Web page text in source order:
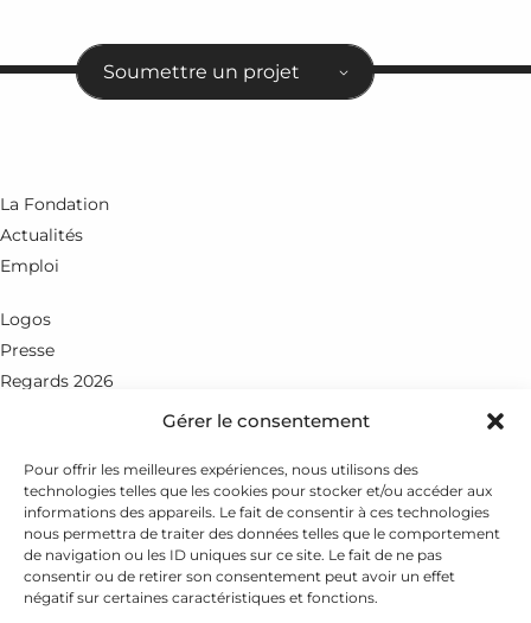
Gérer le consentement
Pour offrir les meilleures expériences, nous utilisons des
technologies telles que les cookies pour stocker et/ou accéder aux
informations des appareils. Le fait de consentir à ces technologies
nous permettra de traiter des données telles que le comportement
de navigation ou les ID uniques sur ce site. Le fait de ne pas
consentir ou de retirer son consentement peut avoir un effet
négatif sur certaines caractéristiques et fonctions.
Soumettre un projet
La Fondation
Actualités
Emploi
Logos
Presse
Regards 2026
Rue du Petit-Chêne 18
+41 21 351 25 55
fondation@leenaards.ch